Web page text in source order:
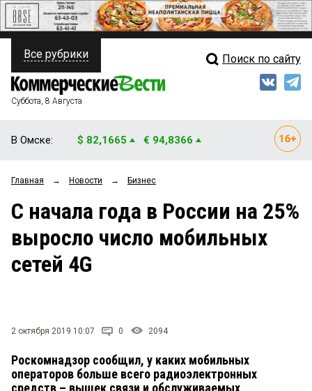
ПОЛИТИКА
ФИНАНСЫ
ОБЩЕСТВО
ЗАКОН
НОВОСТИ КОМПАНИЙ
Свежий выпуск
Рейтинги
Блоги
Все рубрики Поиск по сайту
Суббота, 8 Августа
В Омске: $ 82,1665 € 94,8366
Главная → Новости → Бизнес
С начала года в России на 25%
выросло число мобильных
сетей 4G
2 октября 2019 10:07 0 2094
Роскомнадзор сообщил, у каких мобильных
операторов больше всего радиоэлектронных
средств – вышек связи и обслуживаемых